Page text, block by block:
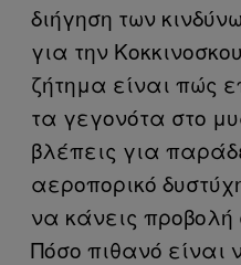
διήγηση των
για την
ζήτημα είναι πώς
τα γεγονότα στο
βλέπεις για
αεροπορικό
να κάνεις προβολή
Πόσο πιθανό είναι